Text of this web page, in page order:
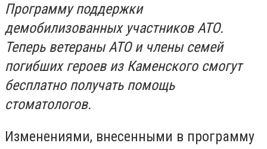
Программу поддержки
демобилизованных участников АТО.
Теперь ветераны АТО и члены семей
погибших героев из Каменского смогут
бесплатно получать помощь
стоматологов.
Изменениями, внесенными в программу